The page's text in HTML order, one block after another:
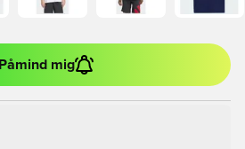
Påmind mig